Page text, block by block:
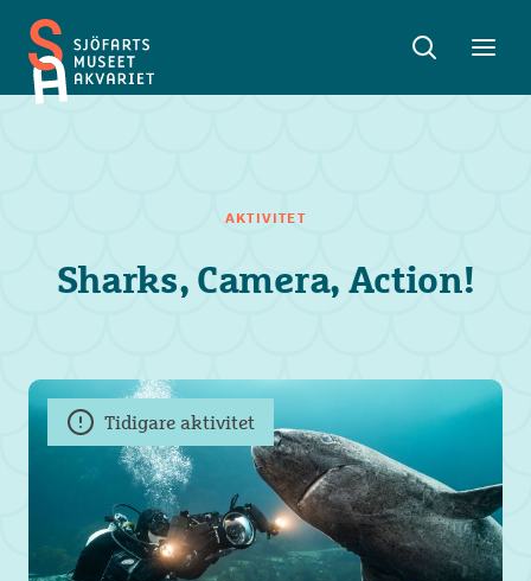
Sjöfartsmuseet
Akvariet
Toggle
AKTIVITET
Sharks, Camera, Action!
Tidigare aktivitet